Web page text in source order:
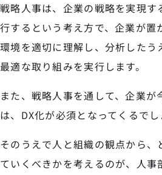
戦略人事は、企業の戦略を実現す
行するという考え方で、企業が置
環境を適切に理解し、分析したう
最適な取り組みを実行します。
また、戦略人事を通して、企業が
は、DX化が必須となってくるでし
そのうえで人と組織の観点から、
ていくべきかを考えるのが、人事